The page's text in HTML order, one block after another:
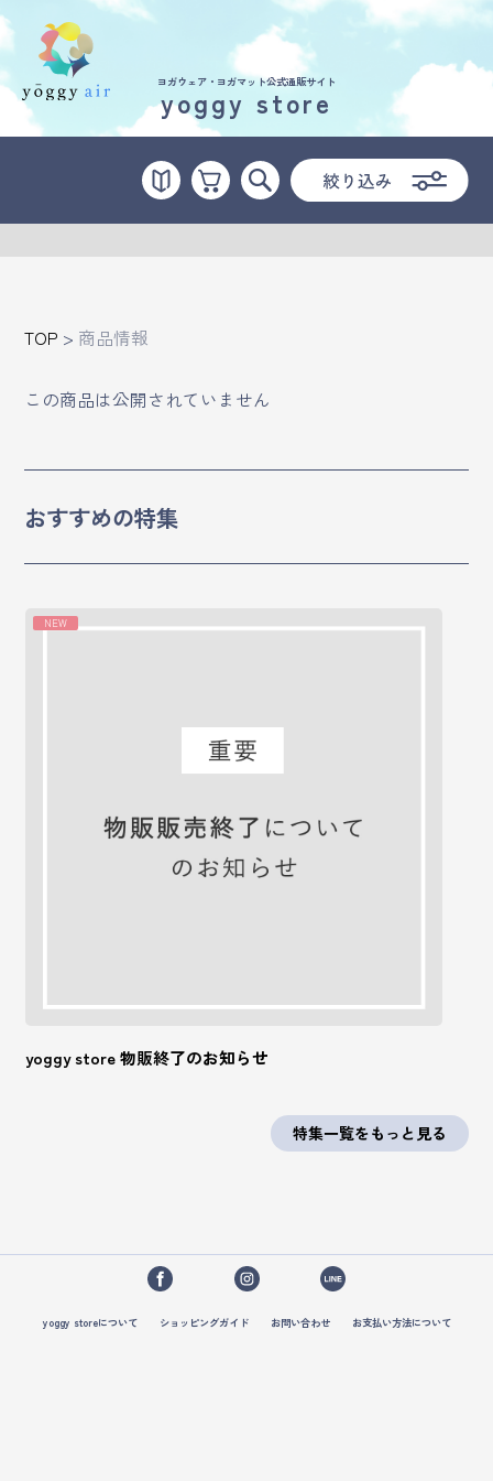
受講の流れ
料金について
インストラクター一覧
yoggy magazine
yoggy mommy
クラス参加にあたっての同意書
特定商取引にかかわる表示
プライバシーポリシー
ヨガウェア・ヨガマット公式通販サイト
yoggy store
TOP > 商品情報
この商品は公開されていません
おすすめの特集
NEW
yoggy store 物販終了のお知らせ
特集一覧をもっと見る
yoggy storeについて ショッピングガイド お問い合わせ お支払い方法について